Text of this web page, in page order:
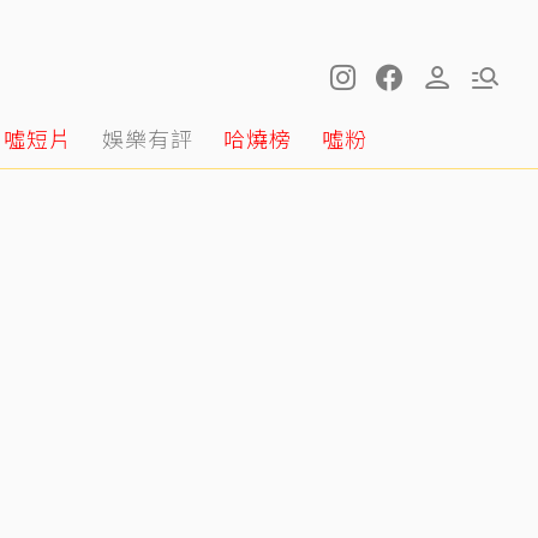
噓短片 娛樂有評 哈燒榜 噓粉